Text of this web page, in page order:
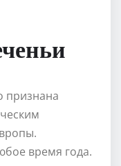
признана
время года.